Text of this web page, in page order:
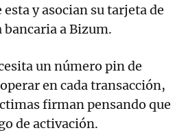
esta y asocian su tarjeta de
bancaria a Bizum.
un número pin de
en cada transacción,
firman pensando que
de activación.